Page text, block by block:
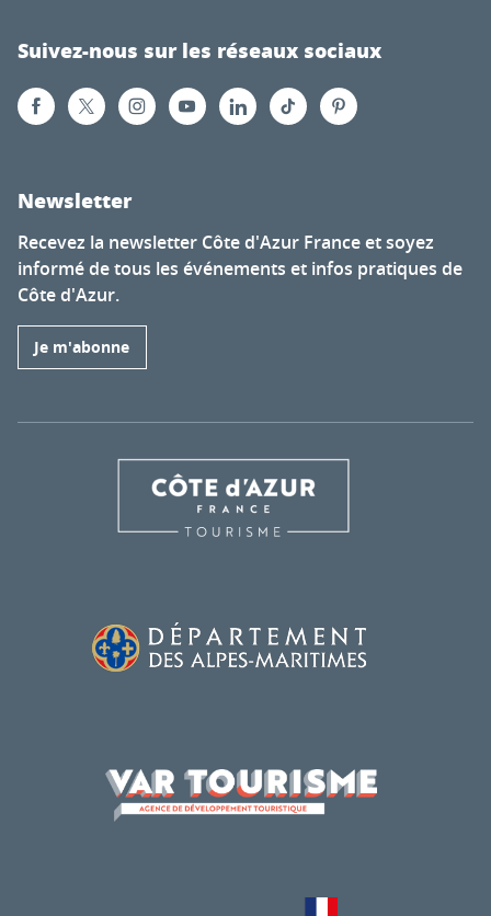
Suivez-nous sur les réseaux sociaux
Newsletter
Recevez la newsletter Côte d'Azur France et soyez
informé de tous les événements et infos pratiques de
Côte d'Azur.
Je m'abonne